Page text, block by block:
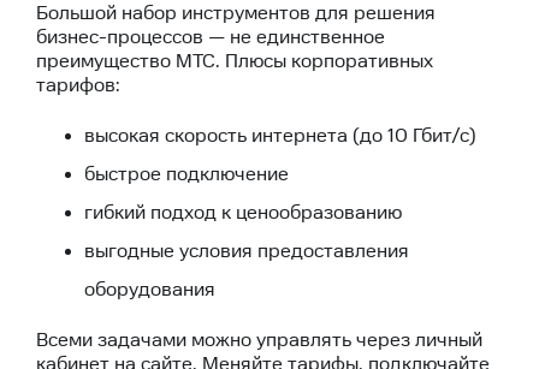
Большой набор инструментов для решения
бизнес-процессов — не единственное
преимущество МТС. Плюсы корпоративных
тарифов:
высокая скорость интернета (до 10 Гбит/с)
быстрое подключение
гибкий подход к ценообразованию
выгодные условия предоставления
оборудования
Всеми задачами можно управлять через личный
кабинет на сайте. Меняйте тарифы, подключайте